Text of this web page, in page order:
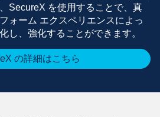
SecureX を使用することで、真
ォーム エクスペリエンスによっ
し、強化することができます。
の詳細はこちら